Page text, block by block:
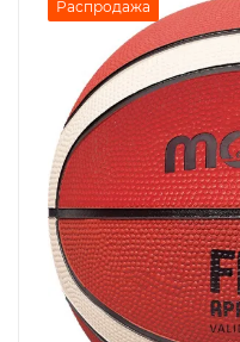
Распродажа